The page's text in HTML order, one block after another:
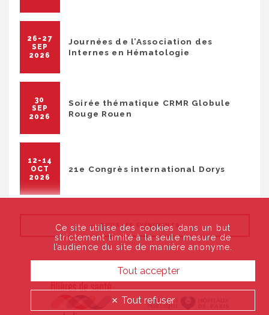
26-27
SEP
2026
Journées de l’Association des
Internes en Hématologie
30
SEP
2026
Soirée thématique CRMR Globule
Rouge Rouen
12-14
OCT
2026
21e Congrès international Dorys
TOUS LES ÉVÉNEMENTS
Ce site utilise des cookies dans un but
strictement limité à la seule mesure de
l’audience du site de manière anonyme.
Tout accepter
Tout refuser